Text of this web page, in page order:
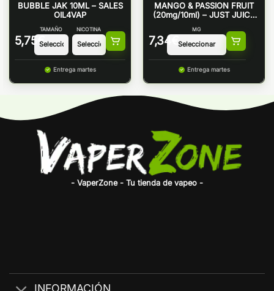
BUBBLE JAK 10ML – SALES
OIL4VAP
5,75 €
TAMAÑO NICOTINA
Entrega martes
MANGO & PASSION FRUIT
(20mg/10ml) – JUST JUICE
7,34 €
MG
Entrega martes
- VaperZone - Tu tienda de vapeo -